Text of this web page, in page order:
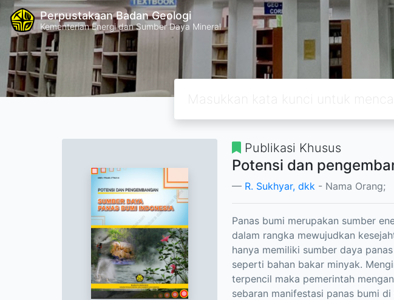
Perpustakaan Badan Geologi
Kementerian Energi dan Sumber Daya Mineral
Publikasi Khusus
Potensi dan
R. Sukhyar, dkk - Nama Orang;
Panas bumi merupakan sumber
dalam rangka mewujudkan
hanya memiliki sumber daya
seperti bahan bakar minyak.
terpencil maka pemerintah
sebaran manifestasi panas bumi